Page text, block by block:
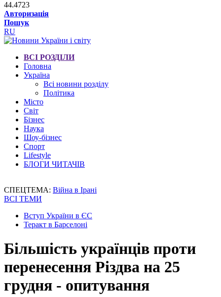
44.4723
Авторизація
Пошук
RU
ВСІ РОЗДІЛИ
Головна
Україна
Всі новини розділу
Політика
Місто
Світ
Бізнес
Наука
Шоу-бізнес
Спорт
Lifestyle
БЛОГИ ЧИТАЧІВ
СПЕЦТЕМА: Війна в Ірані
ВСІ ТЕМИ
Вступ України в ЄС
Теракт в Барселоні
Більшість українців проти
перенесення Різдва на 25
грудня - опитування